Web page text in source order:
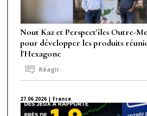
Nout Kaz et Perspect'îles Outre-
pour développer les produits
l'Hexagone
Réagir
27.06.2026 | France